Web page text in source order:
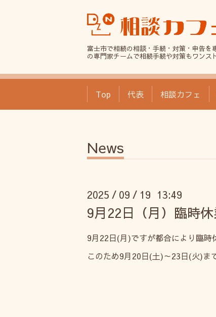
富士市で相続の相談・手続・対策・申告
の専門家チームで相続手続や対策もワンス
Top 代表 相談カフェ
News
2025 / 09 / 19 13:49
9月22日（月）臨時
9月22日(月)ですが都合により臨時
このため9月20日(土)～23日(火)ま